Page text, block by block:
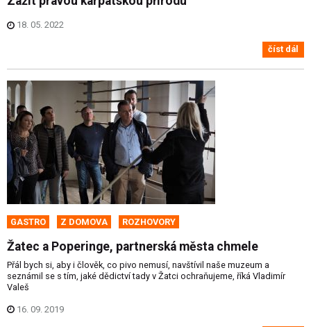
18. 05. 2022
číst dál
GASTRO Z DOMOVA ROZHOVORY
Žatec a Poperinge, partnerská města chmele
Přál bych si, aby i člověk, co pivo nemusí, navštívil naše muzeum a
seznámil se s tím, jaké dědictví tady v Žatci ochraňujeme, říká Vladimír
Valeš
16. 09. 2019